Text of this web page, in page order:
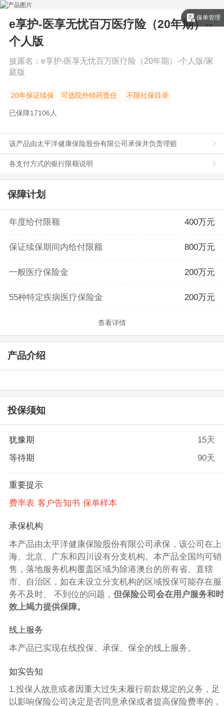
e享护-医享无忧百万医疗险（20年期）--
个人版
披露名： e享护-医享无忧百万医疗险（20年期）-个人版/家
庭版
20年保证续保 可选院外特药责任 不限社保目录
已保障17106 人
该产品由太平洋健康保险股份有限公司承保并负责理赔
各支付方式的银行限额说明
保单管理
保障计划
年度给付限额 400万元
保证续保期间内给付限额 800万元
一般医疗保险金 200万元
55种特定疾病医疗保险金 200万元
查看详情
产品介绍
投保须知
犹豫期
15天
等待期
90天
重要提示
费率表 客户告知书 保单样本
承保机构
本产品由太平洋健康保险股份有限公司承保，该公司在上
海、北京、广东和四川设有分支机构。本产品全国均可销
售，落地服务机构覆盖区域为除港澳台的所有省、直辖
市、自治区，如在未设立分支机构的区域投保可能存在服
务不及时、 不到位的问题， 但保险公司会在用户服务和时
效上竭力提供保障。
线上服务
本产品已实现在线投保、承保、保全的线上服务。
如实告知
1.投保人故意或者因重大过失未履行前款规定的义务，足
以影响保险公司决定是否同意承保或者提高保险费率的，